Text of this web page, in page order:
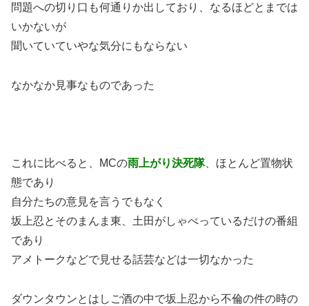
問題への切り口も何通りか出しており、なるほどとまでは
いかないが
聞いていていやな気分にもならない
なかなか見事なものであった
これに比べると、MCの雨上がり決死隊、ほとんど置物状
態であり
自分たちの意見を言うでもなく
坂上忍とそのまんま東、土田がしゃべっているだけの番組
であり
アメトークなどで見せる話芸などは一切なかった
ダウンタウンとはしご酒の中で坂上忍から不倫の件の時の